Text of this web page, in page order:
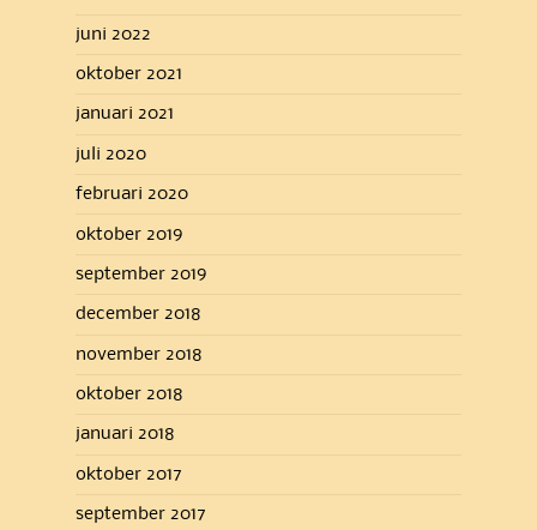
juni 2022
oktober 2021
januari 2021
juli 2020
februari 2020
oktober 2019
september 2019
december 2018
november 2018
oktober 2018
januari 2018
oktober 2017
september 2017